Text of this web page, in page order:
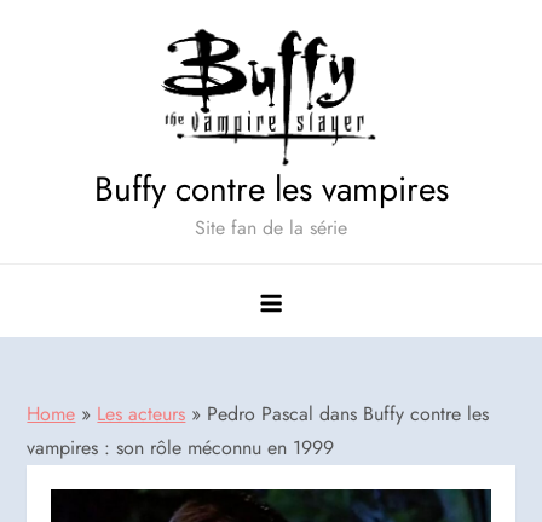
Buffy contre les vampires
Site fan de la série
Home » Les acteurs » Pedro Pascal dans Buffy contre les
vampires : son rôle méconnu en 1999